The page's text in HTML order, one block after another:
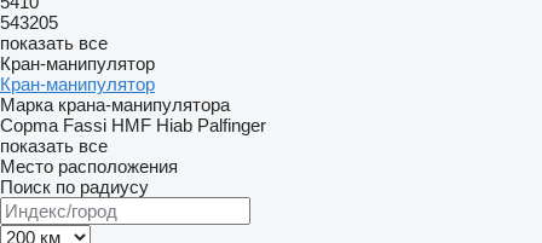
543205
показать все
Кран-манипулятор
Кран-манипулятор
Марка крана-манипулятора
Copma Fassi HMF Hiab Palfinger
показать все
Место расположения
Поиск по радиусу